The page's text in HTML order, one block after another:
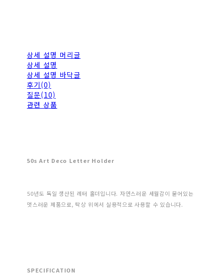
상세 설명 머리글
상세 설명
상세 설명 바닥글
후기(0)
질문(10)
관련 상품
50s Art Deco Letter Holder
50년도 독일 생산된 레터 홀더입니다. 자연스러운 세월감이 묻어있는
멋스러운 제품으로, 탁상 위에서 실용적으로 사용할 수 있습니다.
SPECIFICATION